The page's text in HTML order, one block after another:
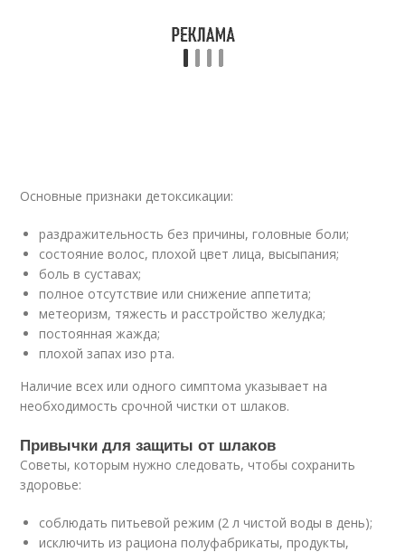
Основные признаки детоксикации:
раздражительность без причины, головные боли;
состояние волос, плохой цвет лица, высыпания;
боль в суставах;
полное отсутствие или снижение аппетита;
метеоризм, тяжесть и расстройство желудка;
постоянная жажда;
плохой запах изо рта.
Наличие всех или одного симптома указывает на
необходимость срочной чистки от шлаков.
Привычки для защиты от шлаков
Советы, которым нужно следовать, чтобы сохранить
здоровье:
соблюдать питьевой режим (2 л чистой воды в день);
исключить из рациона полуфабрикаты, продукты,